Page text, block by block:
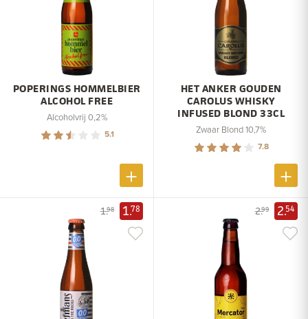
POPERINGS HOMMELBIER
ALCOHOL FREE
Alcoholvrij 0,2%
5.1
HET ANKER GOUDEN
CAROLUS WHISKY
INFUSED BLOND 33CL
Zwaar Blond 10,7%
7.8
1.98 1.78 2.99 2.54